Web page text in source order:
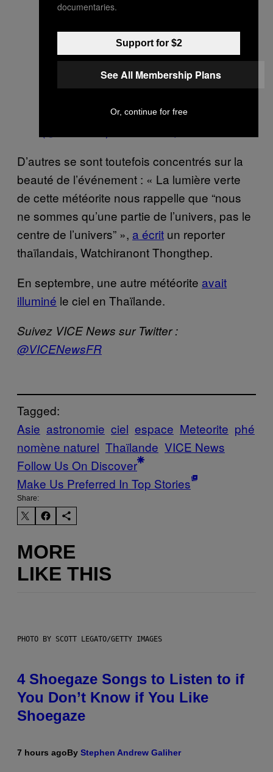
????????????????????
·???????·
(@moap_moap)November 2, 2015
???????? & ????
555555555555555555— ‘ ??????
D’autres se sont toutefois concentrés sur la
beauté de l’événement : « La lumière verte
de cette météorite nous rappelle que “nous
ne sommes qu’une partie de l’univers, pas le
centre de l’univers” », a écrit un reporter
thaïlandais, Watchiranont Thongthep.
En septembre, une autre météorite avait
illuminé le ciel en Thaïlande.
Suivez VICE News sur Twitter :
@VICENewsFR
Tagged:
Asie astronomie ciel espace Meteorite phé
nomène naturel Thaïlande VICE News
Follow Us On Discover
Make Us Preferred In Top Stories
Share:
MORE
LIKE THIS
PHOTO BY SCOTT LEGATO/GETTY IMAGES
4 Shoegaze Songs to Listen to if
You Don’t Know if You Like
Shoegaze
7 hours agoBy Stephen Andrew Galiher
documentaries.
Support for $2
See All Membership Plans
Or, continue for free